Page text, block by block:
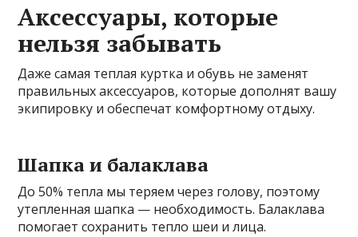
Аксессуары, которые
нельзя забывать
Даже самая теплая куртка и обувь не заменят
правильных аксессуаров, которые дополнят вашу
экипировку и обеспечат комфортному отдыху.
Шапка и балаклава
До 50% тепла мы теряем через голову, поэтому
утепленная шапка — необходимость. Балаклава
помогает сохранить тепло шеи и лица.